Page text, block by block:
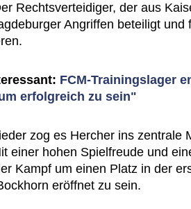
Rechtsverteidiger, der aus
Angriffen beteiligt und
FCM-Trainingslager
erfolgreich zu sein"
zog es Hercher ins zentrale
einer hohen Spielfreude und
Kampf um einen Platz in der
eröffnet zu sein.